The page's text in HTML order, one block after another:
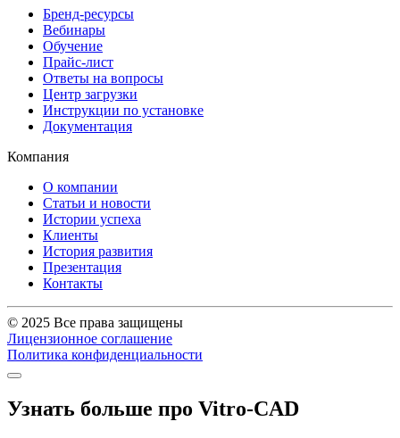
Бренд-ресурсы
Вебинары
Обучение
Прайс-лист
Ответы на вопросы
Центр загрузки
Инструкции по установке
Документация
Компания
О компании
Статьи и новости
Истории успеха
Клиенты
История развития
Презентация
Контакты
© 2025 Все права защищены
Лицензионное соглашение
Политика конфиденциальности
Узнать больше про Vitro-CAD